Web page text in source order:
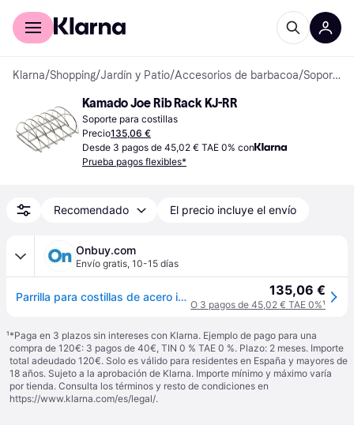
Comprar con Klarna
Klarna/Shopping/Jardín y Patio/Accesorios de barbacoa/ Soportes para costillas
Kamado Joe Rib Rack KJ-RR
Soporte para costillas
Precio135,06 €
Desde 3 pagos de 45,02 € TAE 0% con
Prueba pagos flexibles*
Recomendado El precio incluye el envío
Onbuy.com
Envío gratis, 10-15 días
Parrilla para costillas de acero inoxidable Kamado Joe antiadherente y compatible, incluidas las parrillas cl sicas Big Joe Kamado modelo KJ-RR 135,06 €
O 3 pagos de 45,02 € TAE 0%¹
¹*Paga en 3 plazos sin intereses con Klarna. Ejemplo de pago para una
compra de 120€: 3 pagos de 40€, TIN 0 % TAE 0 %. Plazo: 2 meses. Importe
total adeudado 120€. Solo es válido para residentes en España y mayores de
18 años. Sujeto a la aprobación de Klarna. Importe mínimo y máximo varía
por tienda. Consulta los términos y resto de condiciones en
https://www.klarna.com/es/legal/.